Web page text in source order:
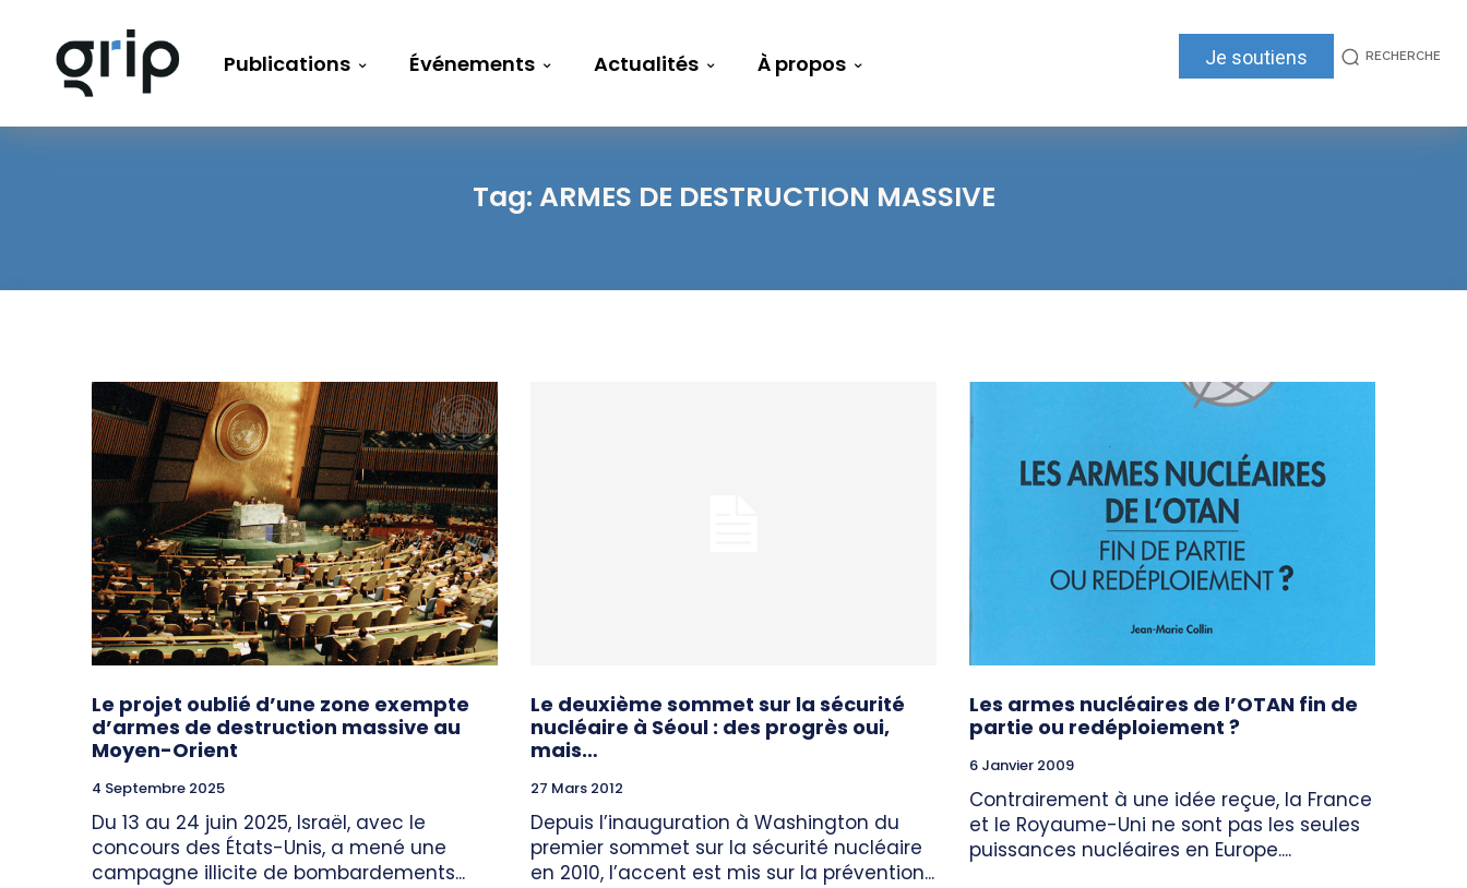
Publications Événements Actualités À propos Je soutiens RECHERCHE
Tag: ARMES DE DESTRUCTION MASSIVE
Le projet oublié d’une zone exempte
d’armes de destruction massive au
Moyen-Orient
4 Septembre 2025
Du 13 au 24 juin 2025, Israël, avec le
concours des États-Unis, a mené une
campagne illicite de bombardements...
Le deuxième sommet sur la sécurité
nucléaire à Séoul : des progrès oui,
mais…
27 Mars 2012
Depuis l’inauguration à Washington du
premier sommet sur la sécurité nucléaire
en 2010, l’accent est mis sur la prévention...
Les armes nucléaires de l’OTAN fin de
partie ou redéploiement ?
6 Janvier 2009
Contrairement à une idée reçue, la France
et le Royaume-Uni ne sont pas les seules
puissances nucléaires en Europe....